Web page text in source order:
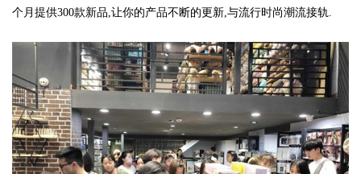
个月提供300款新品,让你的产品不断的更新,与流行时尚潮流接轨.